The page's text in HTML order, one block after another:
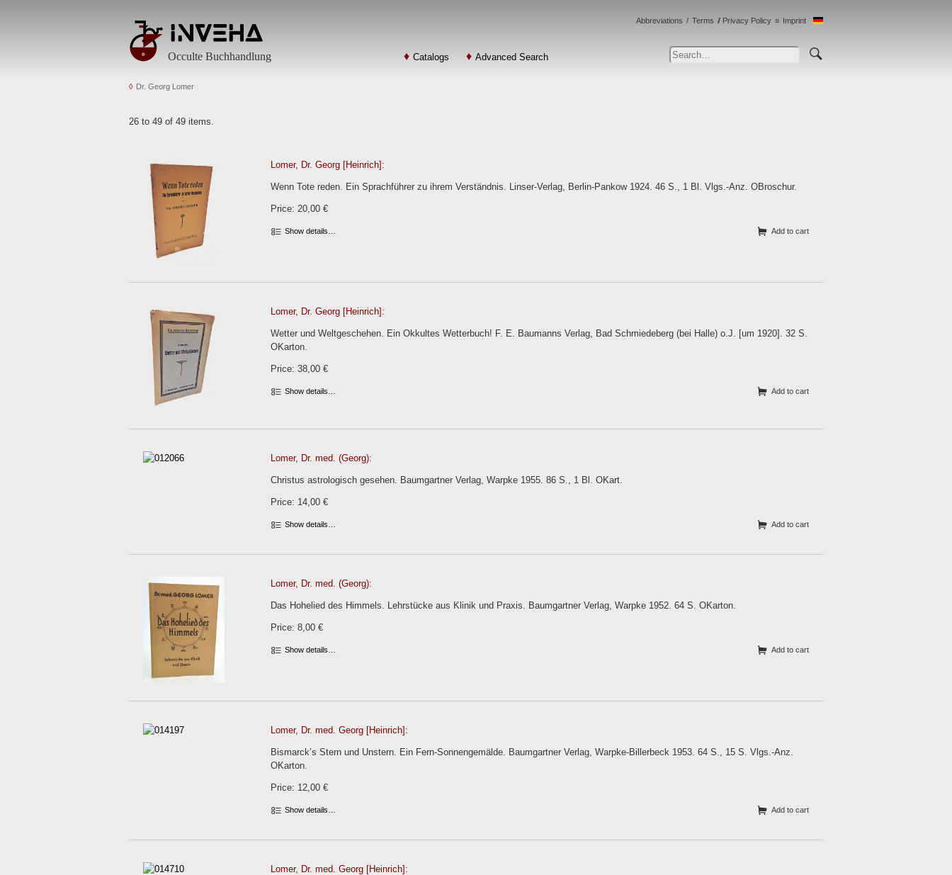
Occulte Buchhandlung Catalogs Advanced Search
Abbreviations Terms Privacy Policy Imprint
Dr. Georg Lomer
26 to 49 of 49 items.
Lomer, Dr. Georg [Heinrich]:
Wenn Tote reden. Ein Sprachführer zu ihrem Verständnis. Linser-Verlag, Berlin-Pankow 1924. 46 S., 1 Bl. Vlgs.-Anz. OBroschur.
Price: 20,00 €
Show details… Add to cart
Lomer, Dr. Georg [Heinrich]:
Wetter und Weltgeschehen. Ein Okkultes Wetterbuch! F. E. Baumanns Verlag, Bad Schmiedeberg (bei Halle) o.J. [um 1920]. 32 S.
OKarton.
Price: 38,00 €
Show details… Add to cart
Lomer, Dr. med. (Georg):
Christus astrologisch gesehen. Baumgartner Verlag, Warpke 1955. 86 S., 1 Bl. OKart.
Price: 14,00 €
Show details… Add to cart
Lomer, Dr. med. (Georg):
Das Hohelied des Himmels. Lehrstücke aus Klinik und Praxis. Baumgartner Verlag, Warpke 1952. 64 S. OKarton.
Price: 8,00 €
Show details… Add to cart
Lomer, Dr. med. Georg [Heinrich]:
Bismarck’s Stern und Unstern. Ein Fern-Sonnengemälde. Baumgartner Verlag, Warpke-Billerbeck 1953. 64 S., 15 S. Vlgs.-Anz.
OKarton.
Price: 12,00 €
Show details… Add to cart
Lomer, Dr. med. Georg [Heinrich]: